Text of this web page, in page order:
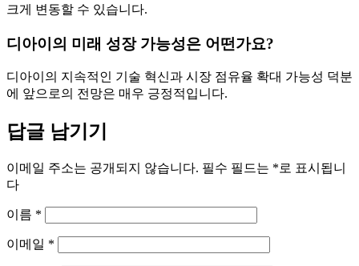
크게 변동할 수 있습니다.
디아이의 미래 성장 가능성은 어떤가요?
디아이의 지속적인 기술 혁신과 시장 점유율 확대 가능성 덕분
에 앞으로의 전망은 매우 긍정적입니다.
답글 남기기
이메일 주소는 공개되지 않습니다. 필수 필드는 *로 표시됩니
다
이름 *
이메일 *